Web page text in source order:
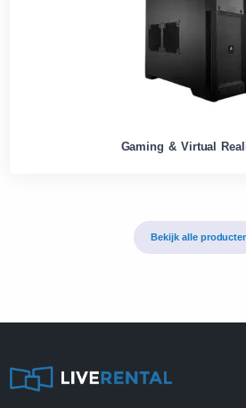
Gaming & Virtual
Bekijk alle